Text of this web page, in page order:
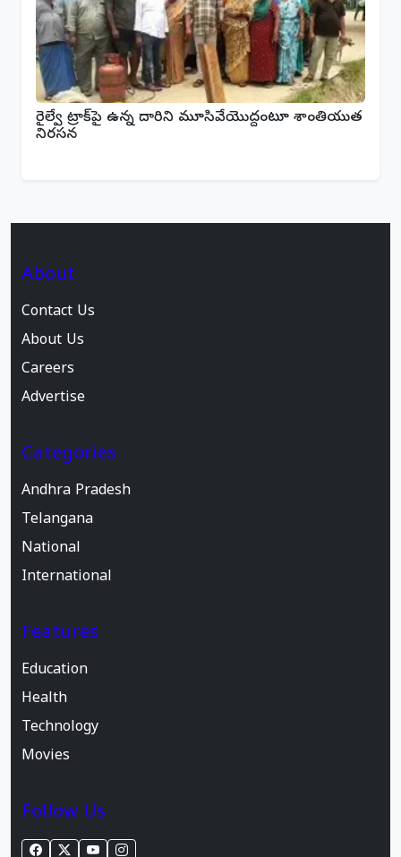
రైల్వే ట్రాక్‌పై ఉన్న దారిని మూసివేయొద్దంటూ శాంతియుత
నిరసన
About
Contact Us
About Us
Careers
Advertise
Categories
Andhra Pradesh
Telangana
National
International
Features
Education
Health
Technology
Movies
Follow Us